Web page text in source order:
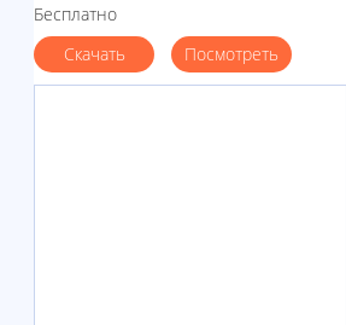
Бесплатно
Скачать
Посмотреть